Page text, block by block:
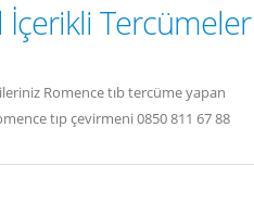
Tercümeler
Romence tıb tercüme yapan
tıp çevirmeni 0850 811 67 88